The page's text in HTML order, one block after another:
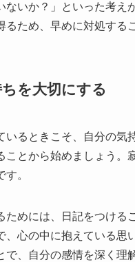
ないか？」といった考
るため、早めに対処する
を大切にする
いるときこそ、自分の気
ことから始めましょう。
。
ためには、日記をつける
、心の中に抱えている思
で、自分の感情を深く理